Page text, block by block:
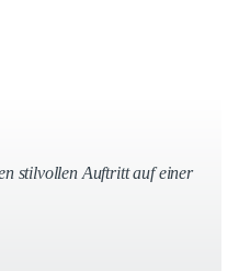
stilvollen Auftritt auf einer